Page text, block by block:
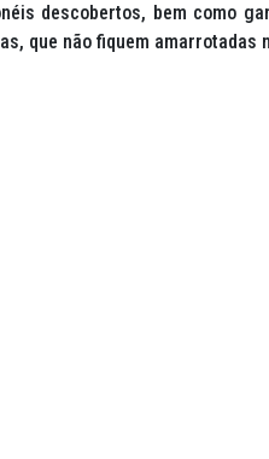
descobertos, bem como
que não fiquem amarrotadas